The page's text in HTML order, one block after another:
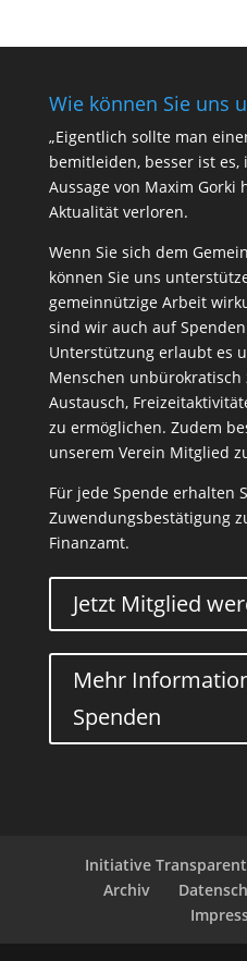
Wie können Sie uns
„Eigentlich sollte man
bemitleiden, besser ist es,
Aussage von Maxim
Aktualität verloren.
Wenn Sie sich dem
können Sie uns
gemeinnützige Arbeit
sind wir auch auf
Unterstützung erlaubt es
Menschen
Austausch,
zu ermöglichen. Zudem
unserem Verein Mitglied
Für jede Spende erhalten
Zuwendungsbestätigung
Finanzamt.
Jetzt Mitglied
Mehr
Spenden
Initiative
Archiv